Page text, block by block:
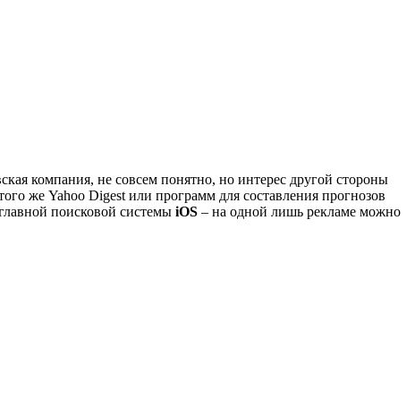
компания, не совсем понятно, но интерес другой стороны
же Yahoo Digest или программ для составления прогнозов
поисковой системы iOS – на одной лишь рекламе можно